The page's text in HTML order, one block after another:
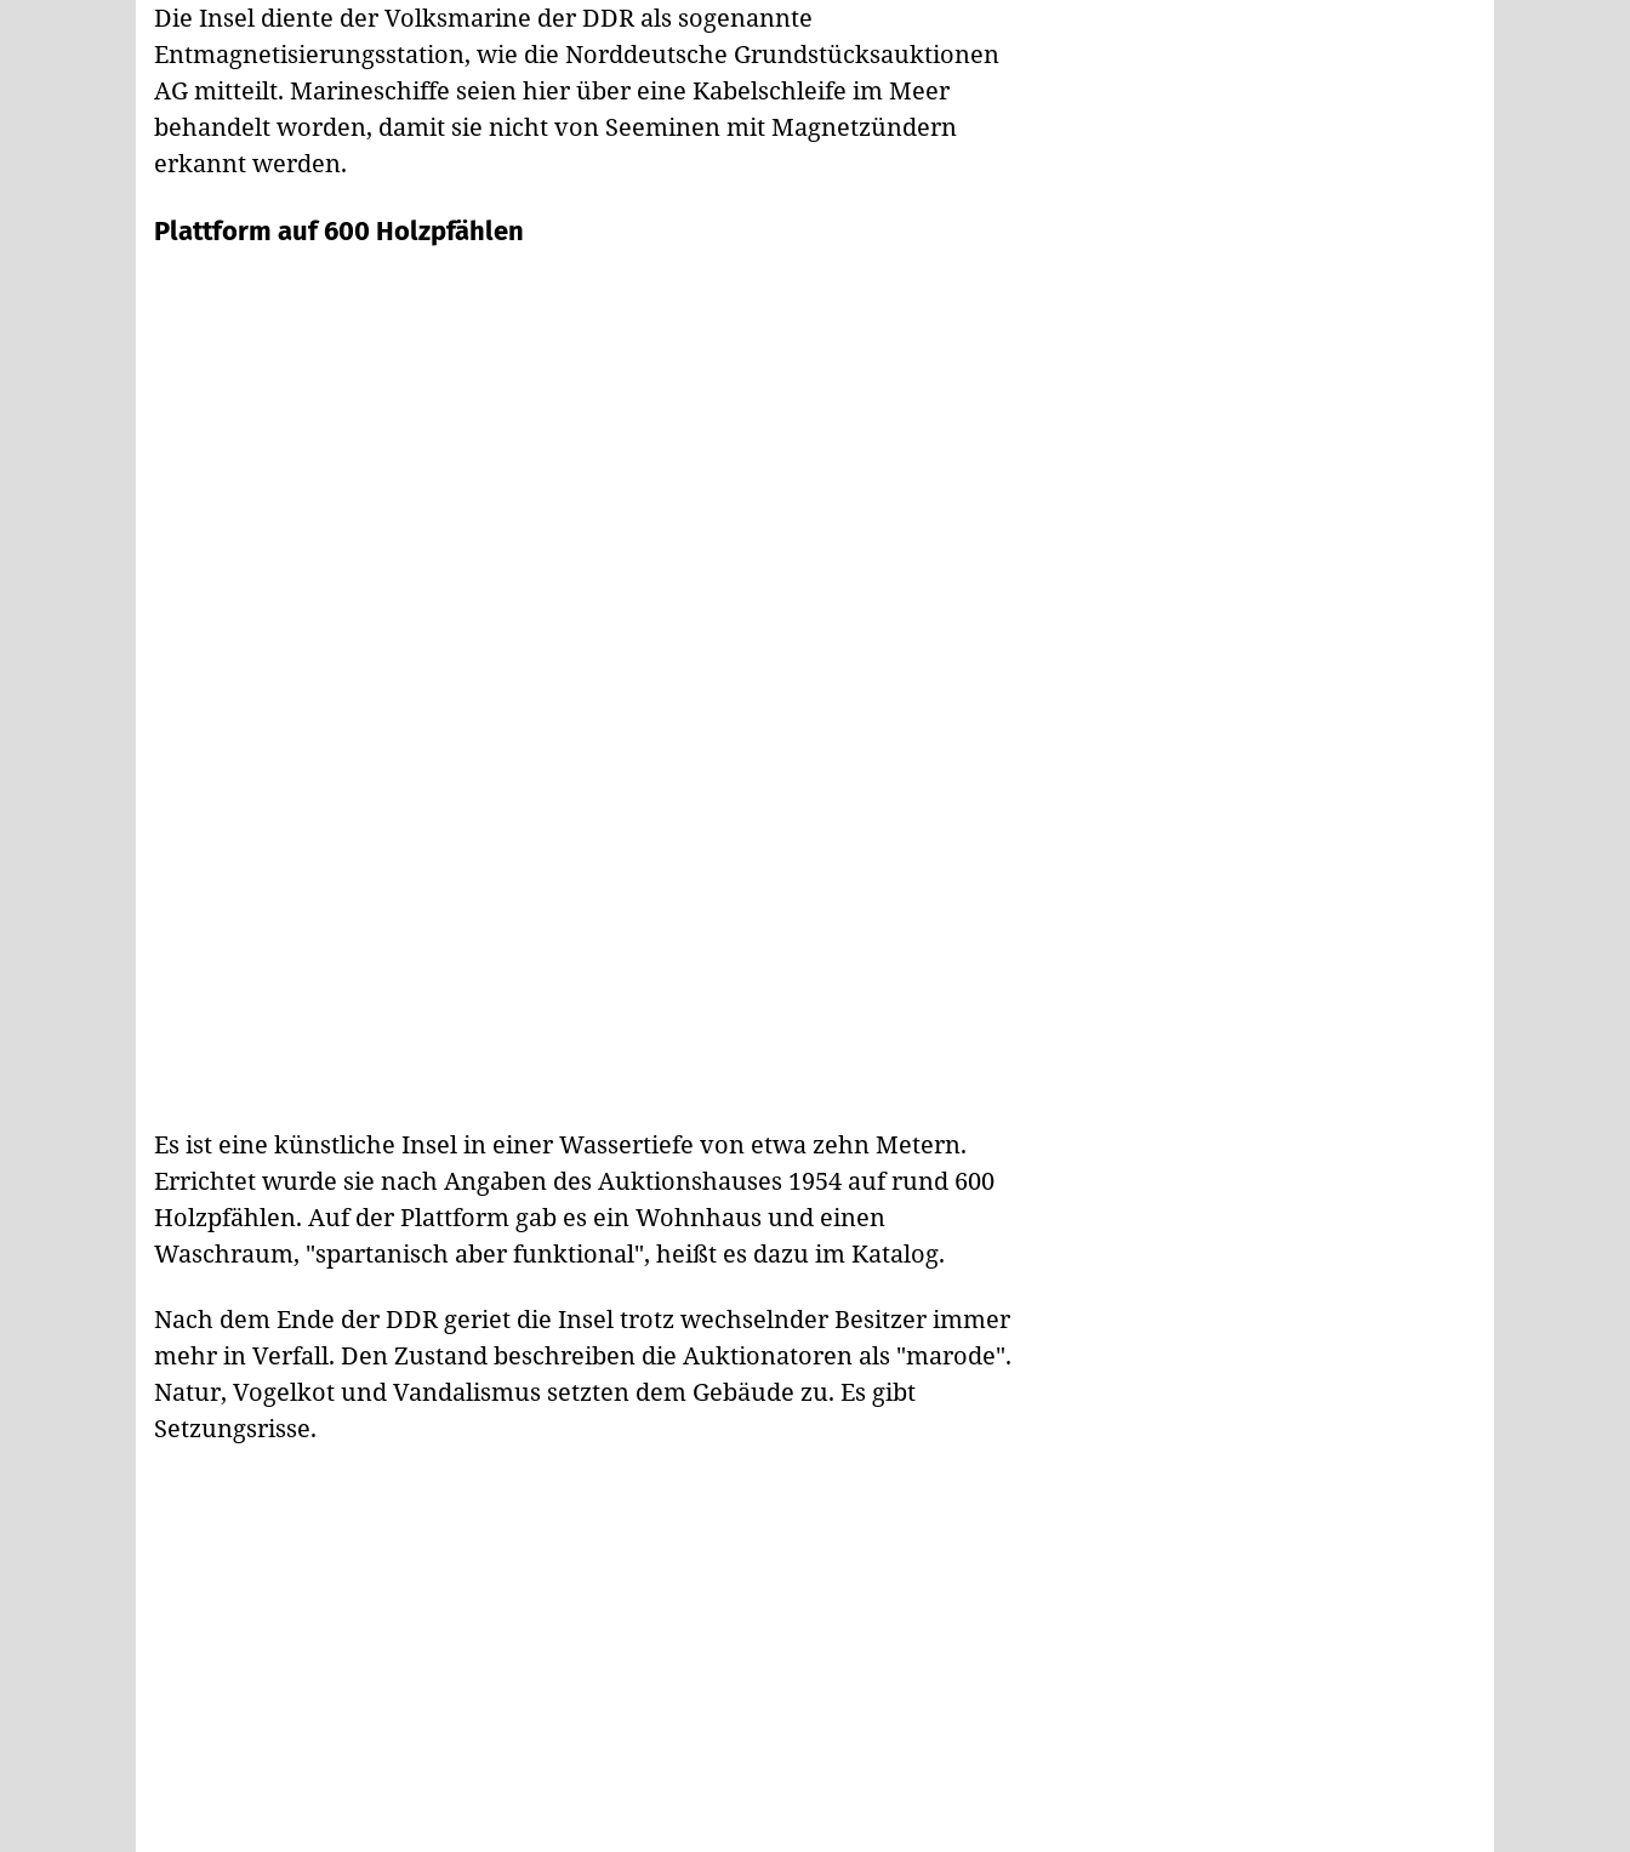
Die Insel diente der Volksmarine der DDR als sogenannte
Entmagnetisierungsstation, wie die Norddeutsche Grundstücksauktionen
AG mitteilt. Marineschiffe seien hier über eine Kabelschleife im Meer
behandelt worden, damit sie nicht von Seeminen mit Magnetzündern
erkannt werden.
Plattform auf 600 Holzpfählen
Es ist eine künstliche Insel in einer Wassertiefe von etwa zehn Metern.
Errichtet wurde sie nach Angaben des Auktionshauses 1954 auf rund 600
Holzpfählen. Auf der Plattform gab es ein Wohnhaus und einen
Waschraum, "spartanisch aber funktional", heißt es dazu im Katalog.
Nach dem Ende der DDR geriet die Insel trotz wechselnder Besitzer immer
mehr in Verfall. Den Zustand beschreiben die Auktionatoren als "marode".
Natur, Vogelkot und Vandalismus setzten dem Gebäude zu. Es gibt
Setzungsrisse.